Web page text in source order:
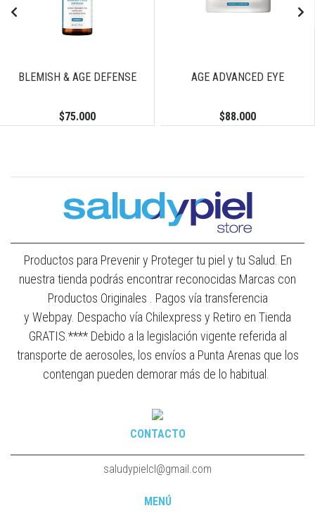
BLEMISH & AGE DEFENSE
$75.000
AGE ADVANCED EYE
$88.000
Productos para Prevenir y Proteger tu piel y tu Salud. En
nuestra tienda podrás encontrar reconocidas Marcas con
Productos Originales . Pagos vía transferencia
y Webpay. Despacho vía Chilexpress y Retiro en Tienda
GRATIS.**** Debido a la legislación vigente referida al
transporte de aerosoles, los envíos a Punta Arenas que los
contengan pueden demorar más de lo habitual.
CONTACTO
saludypielcl@gmail.com
MENÚ